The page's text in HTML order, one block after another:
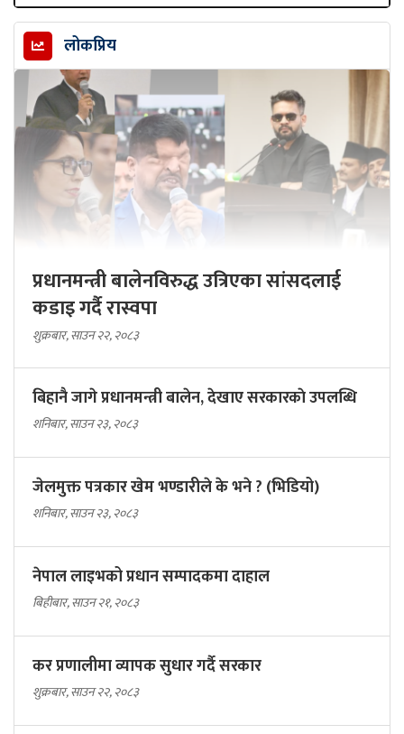
लोकप्रिय
प्रधानमन्त्री बालेनविरुद्ध उत्रिएका सांसदलाई
कडाइ गर्दै रास्वपा
शुक्रबार, साउन २२, २०८३
बिहानै जागे प्रधानमन्त्री बालेन, देखाए सरकारकाे उपलब्धि
शनिबार, साउन २३, २०८३
जेलमुक्त पत्रकार खेम भण्डारीले के भने ? (भिडियो)
शनिबार, साउन २३, २०८३
नेपाल लाइभको प्रधान सम्पादकमा दाहाल
बिहीबार, साउन २१, २०८३
कर प्रणालीमा व्यापक सुधार गर्दै सरकार
शुक्रबार, साउन २२, २०८३